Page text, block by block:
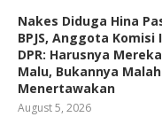
Nakes Diduga Hina
BPJS, Anggota Komisi
DPR: Harusnya Mereka
Malu, Bukannya Malah
Menertawakan
August 5, 2026